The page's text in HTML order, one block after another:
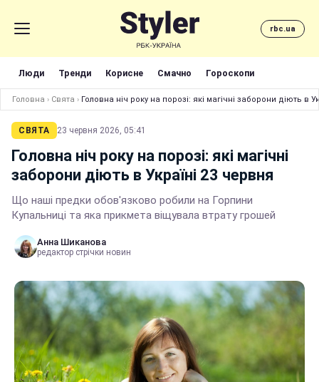
rbc.ua
Люди Тренди Корисне Смачно Гороскопи
Головна › Свята › Головна ніч року на порозі: які магічні заборони діють в
СВЯТА 23 червня 2026, 05:41
Головна ніч року на порозі: які магічні
заборони діють в Україні 23 червня
Що наші предки обов'язково робили на Горпини
Купальниці та яка прикмета віщувала втрату грошей
Анна Шиканова
редактор стрічки новин